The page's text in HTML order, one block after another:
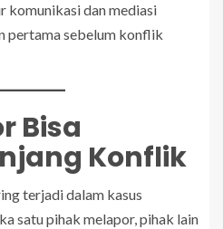
komunikasi dan mediasi
pertama sebelum konflik
Bisa
Konflik
terjadi dalam kasus
satu pihak melapor, pihak lain